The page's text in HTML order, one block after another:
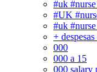
#uk
#UK
#uk
+
000
000 a 15
000 salary